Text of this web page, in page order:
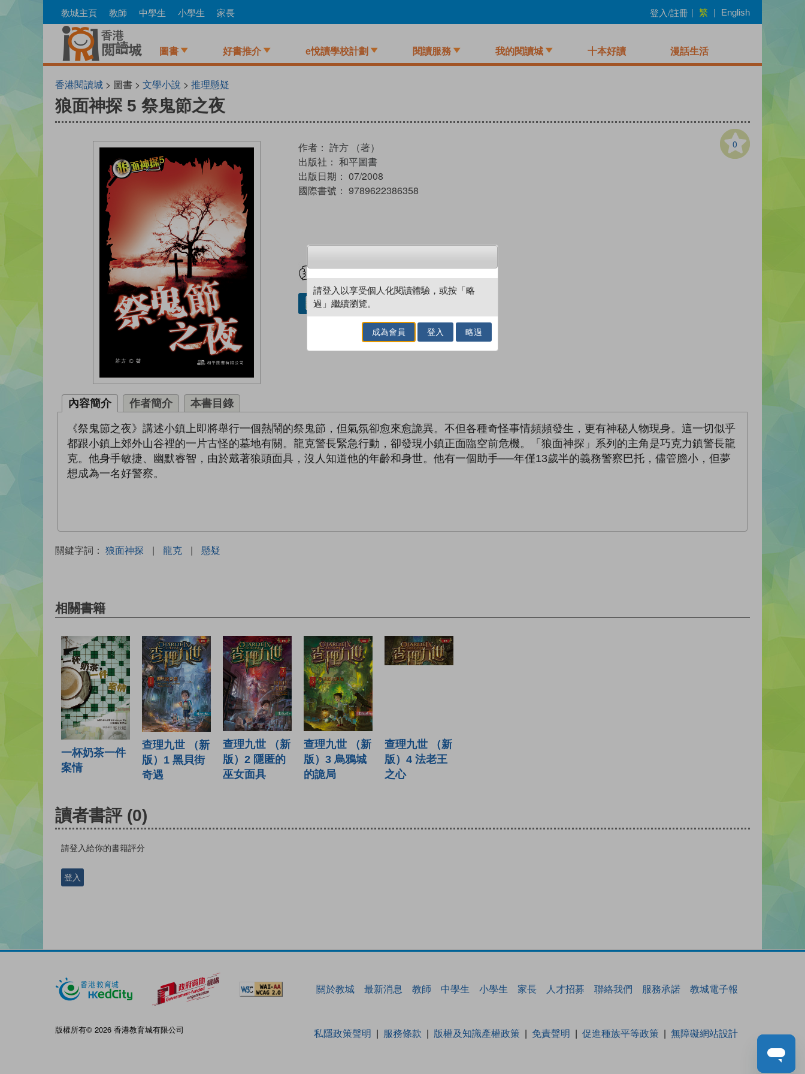
to
教城主頁 教師 中學生 小學生 家長 登入/註冊 | 繁 | English
圖書 好書推介 e悅讀學校計劃 閱讀服務 我的閱讀城 十本好讀 漫話生活
香港閱讀城 > 圖書 > 文學小說 > 推理懸疑
狼面神探 5 祭鬼節之夜
0
作者： 許方 （著）
出版社： 和平圖書
出版日期： 07/2008
國際書號： 9789622386358
借閱實體書
內容簡介 作者簡介 本書目錄
《祭鬼節之夜》講述小鎮上即將舉行一個熱鬧的祭鬼節，但氣氛卻愈來愈詭異。不但各種奇怪事情頻頻發生，更有神秘人物現身。這一切似乎
都跟小鎮上郊外山谷裡的一片古怪的墓地有關。龍克警長緊急行動，卻發現小鎮正面臨空前危機。「狼面神探」系列的主角是巧克力鎮警長龍
克。他身手敏捷、幽默睿智，由於戴著狼頭面具，沒人知道他的年齡和身世。他有一個助手──年僅13歲半的義務警察巴托，儘管膽小，但夢
想成為一名好警察。
關鍵字詞： 狼面神探 | 龍克 | 懸疑
相關書籍
一杯奶茶一件
案情
查理九世 （新
版）1 黑貝街
奇遇
查理九世 （新
版）2 隱匿的
巫女面具
查理九世 （新
版）3 烏鴉城
的詭局
查理九世 （新
版）4 法老王
之心
讀者書評 (0)
請登入給你的書籍評分
登入
關於教城 最新消息 教師 中學生 小學生 家長 人才招募 聯絡我們 服務承諾 教城電子報
版權所有© 2026 香港教育城有限公司 私隱政策聲明 服務條款 版權及知識產權政策 免責聲明 促進種族平等政策 無障礙網站設計
請登入以享受個人化閱讀體驗，或按「略
過」繼續瀏覽。
成為會員 登入 略過